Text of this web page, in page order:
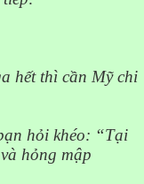
hết thì cần Mỹ chi
hỏi khéo: “Tại
hỏng mập